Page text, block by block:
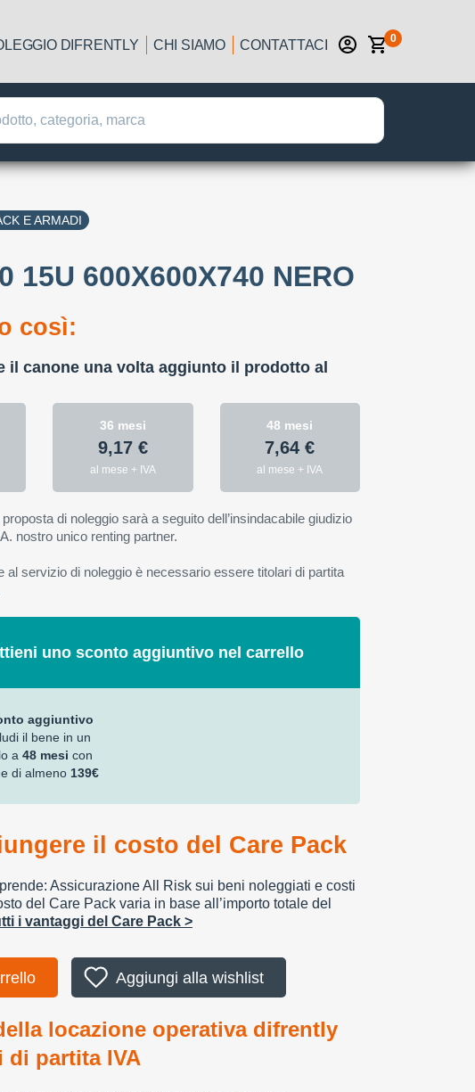
DIFRENTLY CHI SIAMO CONTATTACI 0
E ARMADI
15U 600X600X740 NERO
così:
il canone una volta aggiunto il prodotto al
36 mesi
9,17 €
al mese + IVA
48 mesi
7,64 €
al mese + IVA
proposta di noleggio sarà a seguito dell’insindacabile giudizio
nostro unico renting partner.
al servizio di noleggio è necessario essere titolari di partita
uno sconto aggiuntivo nel carrello
aggiuntivo
il bene in un
a 48 mesi con
di almeno 139€
il costo del Care Pack
Assicurazione All Risk sui beni noleggiati e costi
del Care Pack varia in base all’importo totale del
i vantaggi del Care Pack >
Aggiungi alla wishlist
locazione operativa difrently
di partita IVA